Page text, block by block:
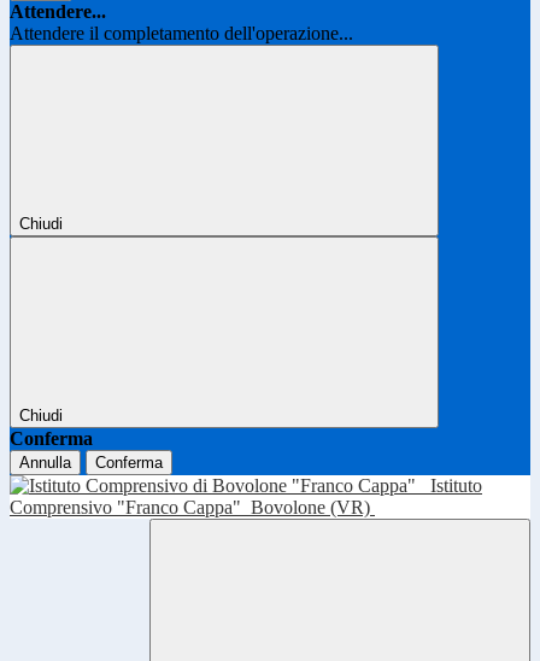
Attendere...
Attendere il completamento dell'operazione...
Chiudi
Chiudi
Conferma
Annulla Conferma
Istituto
Comprensivo "Franco Cappa" Bovolone (VR)